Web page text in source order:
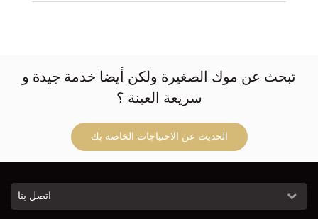
تبحث عن موك الصغيرة ولكن أيضا خدمة جيدة و
سريعة العينة ؟
الحديث عن الاحتياجات الخاصة بك
اتصل بنا